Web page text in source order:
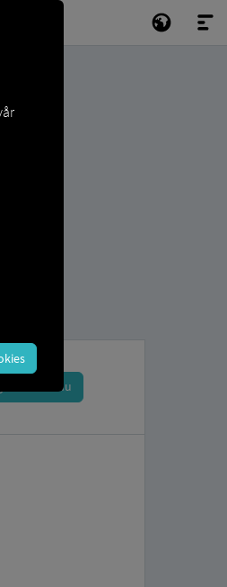
och boka nu